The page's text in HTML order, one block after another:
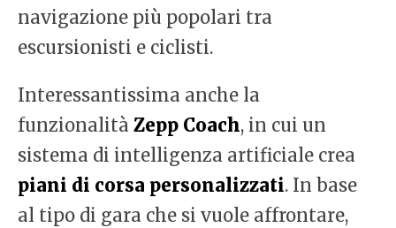
navigazione più popolari tra
escursionisti e ciclisti.
Interessantissima anche la
funzionalità Zepp Coach, in cui un
sistema di intelligenza artificiale crea
piani di corsa personalizzati. In base
al tipo di gara che si vuole affrontare,